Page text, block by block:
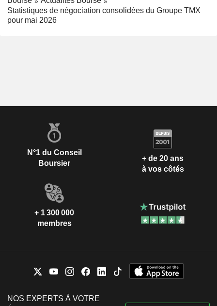
Statistiques de négociation consolidées du Groupe TMX
pour mai 2026
N°1 du Conseil
Boursier
+ de 20 ans
à vos côtés
+ 1 300 000
membres
NOS EXPERTS À VOTRE